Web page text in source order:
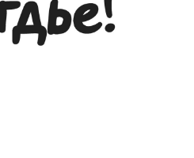
ГЭМТЭЛ СОГОГ СУДЛАЛЫН
ҮНДЭСНИЙ ТӨВИЙН ДЭРГЭДЭХ